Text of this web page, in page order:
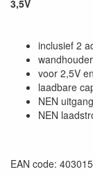
3,5V
inclusief 2
wandhouder
voor 2,5V
laadbare
NEN
NEN
EAN code: